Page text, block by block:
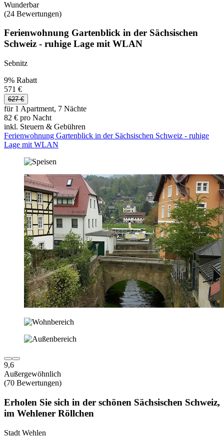
Wunderbar
(24 Bewertungen)
Ferienwohnung Gartenblick in der Sächsischen
Schweiz - ruhige Lage mit WLAN
Sebnitz
9% Rabatt
571 €
627 €
für 1 Apartment, 7 Nächte
82 € pro Nacht
inkl. Steuern & Gebühren
Ferienwohnung Gartenblick in der Sächsischen Schweiz - ruhige
Lage mit WLAN
9,6
Außergewöhnlich
(70 Bewertungen)
Erholen Sie sich in der schönen Sächsischen Schweiz,
im Wehlener Röllchen
Stadt Wehlen